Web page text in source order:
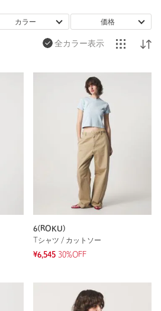
カラー 価格
全カラー表示
6(ROKU)
Tシャツ / カットソー
¥6,545 30%OFF